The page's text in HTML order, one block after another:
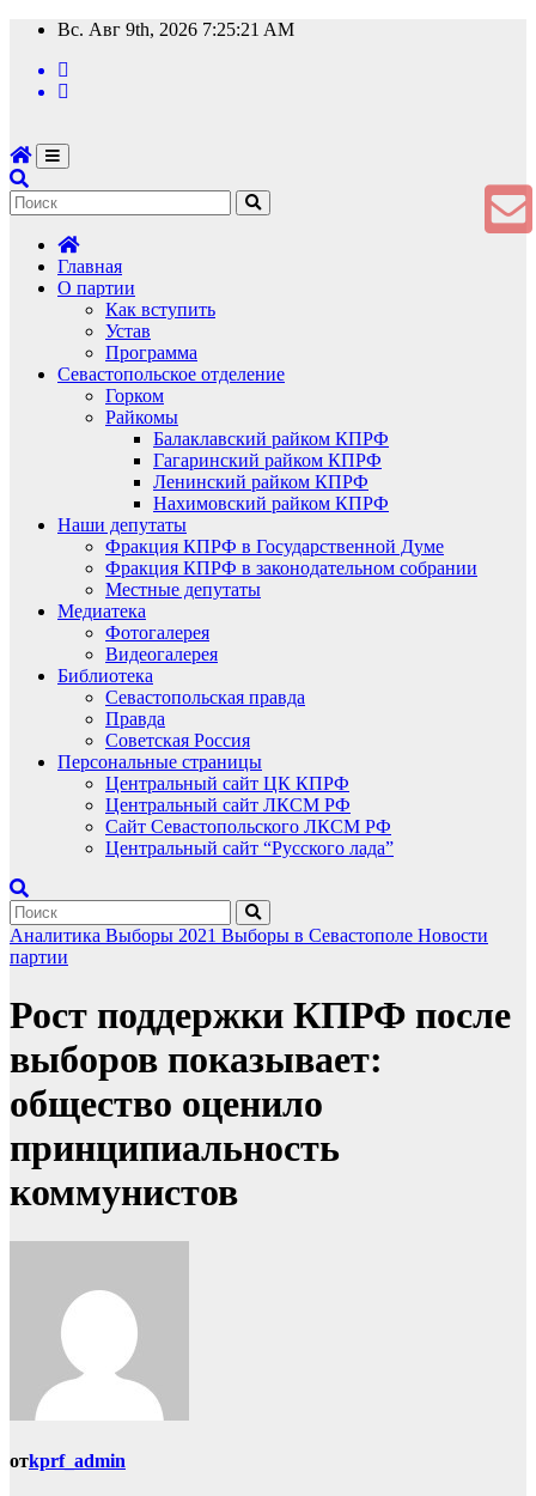
Перейти
содержимому
Вс. Авг 9th, 2026 7:25:22 AM
Главная
О партии
Как вступить
Устав
Программа
Севастопольское отделение
Горком
Райкомы
Балаклавский райком КПРФ
Гагаринский райком КПРФ
Ленинский райком КПРФ
Нахимовский райком КПРФ
Наши депутаты
Фракция КПРФ в Государственной Думе
Фракция КПРФ в законодательном собрании
Местные депутаты
Медиатека
Фотогалерея
Видеогалерея
Библиотека
Севастопольская правда
Правда
Советская Россия
Персональные страницы
Центральный сайт ЦК КПРФ
Центральный сайт ЛКСМ РФ
Сайт Севастопольского ЛКСМ РФ
Центральный сайт “Русского лада”
Аналитика Выборы 2021 Выборы в Севастополе Новости
партии
Рост поддержки КПРФ после
выборов показывает:
общество оценило
принципиальность
коммунистов
отkprf_admin